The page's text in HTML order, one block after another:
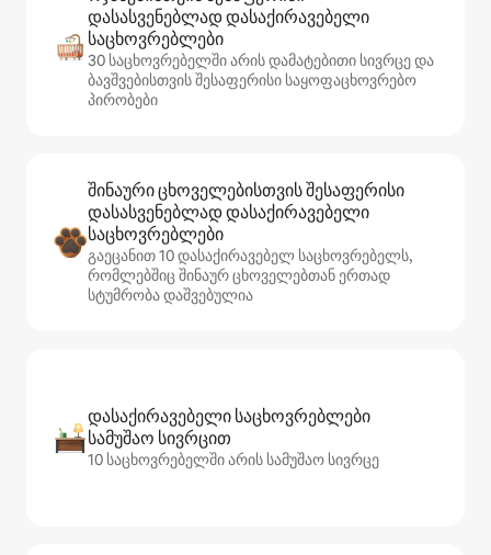
დასასვენებლად დასაქირავებელი
საცხოვრებლები
30 საცხოვრებელში არის დამატებითი სივრცე და
ბავშვებისთვის შესაფერისი საყოფაცხოვრებო
პირობები
შინაური ცხოველებისთვის შესაფერისი
დასასვენებლად დასაქირავებელი
საცხოვრებლები
გაეცანით 10 დასაქირავებელ საცხოვრებელს,
რომლებშიც შინაურ ცხოველებთან ერთად
სტუმრობა დაშვებულია
დასაქირავებელი საცხოვრებლები
სამუშაო სივრცით
10 საცხოვრებელში არის სამუშაო სივრცე